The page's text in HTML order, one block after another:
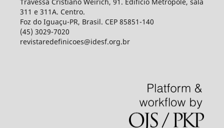
311 e 311A. Centro.
Foz do Iguaçu-PR, Brasil. CEP 85851-140
(45) 3029-7020
revistaredefinicoes@idesf.org.br